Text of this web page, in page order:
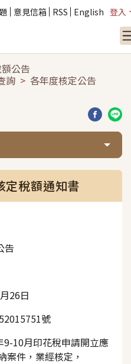
意見信箱 RSS English 登入
公告
詢
各年度核定公告
分享到
分
定稅額通知書
告
26日
號
10月印花稅申請開立應
案件，業經核定，